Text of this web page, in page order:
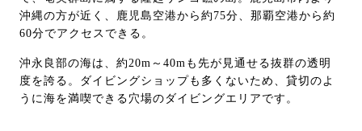
沖縄の方が近く、鹿児島空港から約75分、那覇空港から約
60分でアクセスできる。
沖永良部の海は、約20m～40mも先が見通せる抜群の透明
度を誇る。ダイビングショップも多くないため、貸切のよ
うに海を満喫できる穴場のダイビングエリアです。